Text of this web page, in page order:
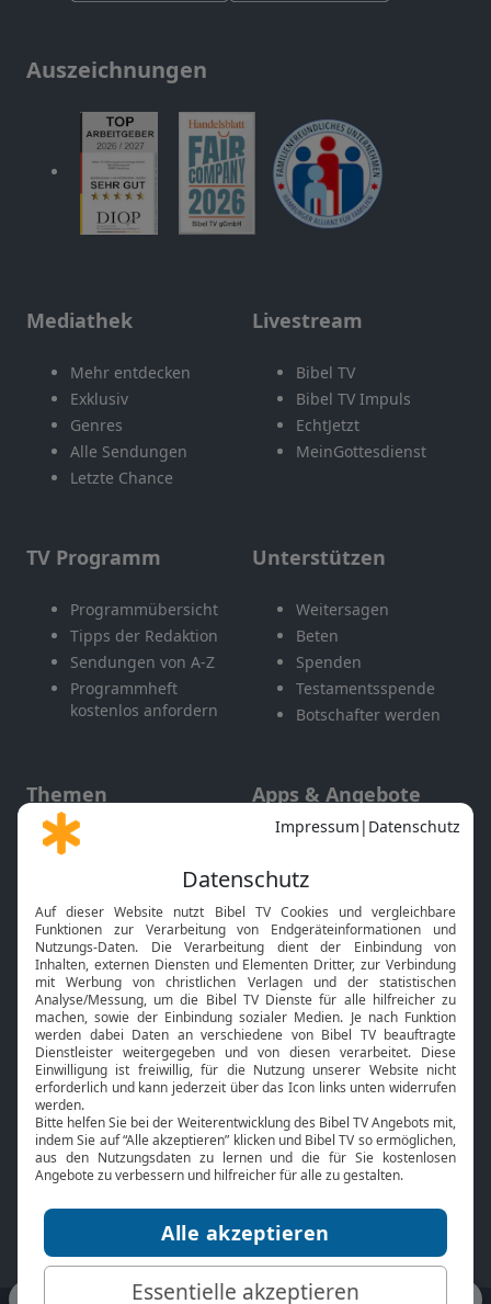
Auszeichnungen
Mediathek
Mehr entdecken
Exklusiv
Genres
Alle Sendungen
Letzte Chance
Livestream
Bibel TV
Bibel TV Impuls
EchtJetzt
MeinGottesdienst
TV Programm
Programmübersicht
Tipps der Redaktion
Sendungen von A-Z
Programmheft
kostenlos anfordern
Unterstützen
Weitersagen
Beten
Spenden
Testamentsspende
Botschafter werden
Themen
Gott und Bibel erklärt
Neuigkeiten
Apps & Angebote
Mobile App
Smart TV
HbbTV
Bibelthek Online-Bibel
Nächster Gottesdienst
Bibel TV
Über uns
Jobs
Mediadaten
Service
Kontakt
TV-Empfang